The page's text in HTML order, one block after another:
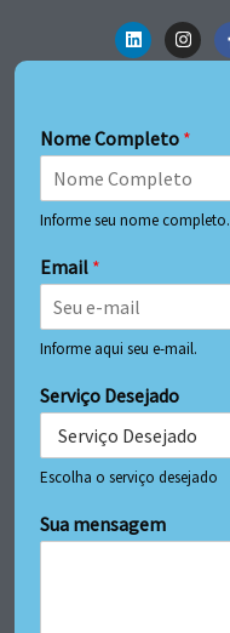
Nome Completo *
Informe seu nome completo.
Email *
Informe aqui seu e-mail.
Serviço Desejado
Escolha o serviço desejado
Sua mensagem